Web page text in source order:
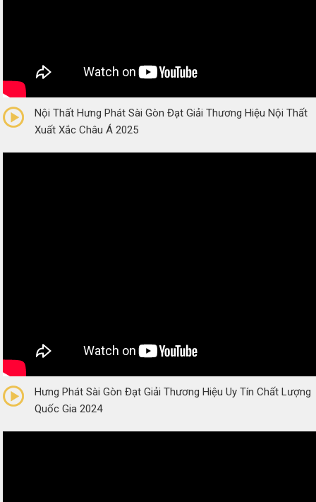
(0 Reviews)
Nội Thất Hưng Phát Sài Gòn Đạt Giải Thương Hiệu Nội Thất
Xuất Xắc Châu Á 2025
(0 Reviews)
Hưng Phát Sài Gòn Đạt Giải Thương Hiệu Uy Tín Chất Lượng
Quốc Gia 2024